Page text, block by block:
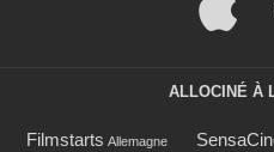
ALLOCINÉ À
Filmstarts Allemagne